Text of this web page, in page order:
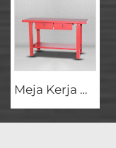
Meja Kerja Merah Tahan Lama GL201+GL202 dengan Laci